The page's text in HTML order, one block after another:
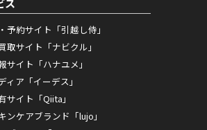
予約サイト「引越し侍」
取サイト「ナビクル」
サイト「ハナユメ」
ィア「イーデス」
サイト「Qiita」
ンケアブランド「lujo」